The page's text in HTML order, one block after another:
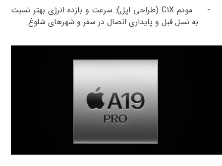
-
مودم C1X (طراحی اپل): سرعت و بازده انرژی بهتر نسبت
به نسل قبل و پایداری اتصال در سفر و شهرهای شلوغ.